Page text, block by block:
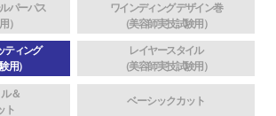
パーパス
）
ワインディング デザイン巻
（美容師実技試験用）
ティング
用）
レイヤースタイル
（美容師実技試験用）
＆
ト
ベーシックカット